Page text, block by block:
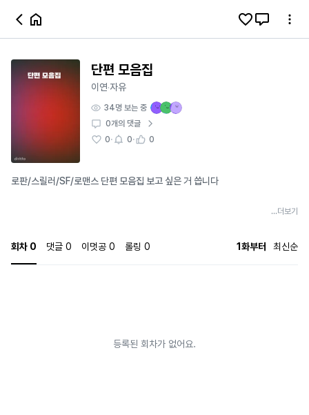
단편 모음집
이연·자유
34명 보는 중
0개의 댓글
0· 0· 0
로판/스릴러/SF/로맨스 단편 모음집 보고 싶은 거 씁니다
...더보기
회차 0 댓글 0 이멋공 0 롤링 0 1화부터 최신순
등록된 회차가 없어요.